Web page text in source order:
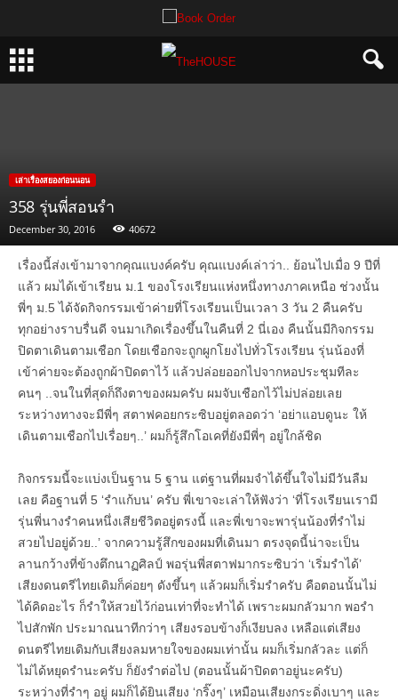
เล่าเรื่องสยองก่อนนอน
358 รุ่นพี่สอนรำ
December 30, 2016 40672
เรื่องนี้ส่งเข้ามาจากคุณแบงค์ครับ คุณแบงค์เล่าว่า.. ย้อนไปเมื่อ 9 ปีที่
แล้ว ผมได้เข้าเรียน ม.1 ของโรงเรียนแห่งหนึ่งทางภาคเหนือ ช่วงนั้น
พี่ๆ ม.5 ได้จัดกิจกรรมเข้าค่ายที่โรงเรียนเป็นเวลา 3 วัน 2 คืนครับ
ทุกอย่างราบรื่นดี จนมาเกิดเรื่องขึ้นในคืนที่ 2 นี่เอง คืนนั้นมีกิจกรรม
ปิดตาเดินตามเชือก โดยเชือกจะถูกผูกโยงไปทั่วโรงเรียน รุ่นน้องที่
เข้าค่ายจะต้องถูกผ้าปิดตาไว้ แล้วปล่อยออกไปจากหอประชุมทีละ
คนๆ ..จนในที่สุดก็ถึงตาของผมครับ ผมจับเชือกไว้ไม่ปล่อยเลย
ระหว่างทางจะมีพี่ๆ สตาฟคอยกระซิบอยู่ตลอดว่า ‘อย่าแอบดูนะ ให้
เดินตามเชือกไปเรื่อยๆ..’ ผมก็รู้สึกโอเคที่ยังมีพี่ๆ อยู่ใกล้ชิด
กิจกรรมนี้จะแบ่งเป็นฐาน 5 ฐาน แต่ฐานที่ผมจำได้ขึ้นใจไม่มีวันลืม
เลย คือฐานที่ 5 ‘รำแก้บน’ ครับ พี่เขาจะเล่าให้ฟังว่า ‘ที่โรงเรียนเรามี
รุ่นพี่นางรำคนหนึ่งเสียชีวิตอยู่ตรงนี้ และพี่เขาจะพารุ่นน้องที่รำไม่
สวยไปอยู่ด้วย..’ จากความรู้สึกของผมที่เดินมา ตรงจุดนี้น่าจะเป็น
ลานกว้างที่ข้างตึกนาฏศิลป์ พอรุ่นพี่สตาฟมากระซิบว่า ‘เริ่มรำได้’
เสียงดนตรีไทยเดิมก็ค่อยๆ ดังขึ้นๆ แล้วผมก็เริ่มรำครับ คือตอนนั้นไม่
ได้คิดอะไร ก็รำให้สวยไว้ก่อนเท่าที่จะทำได้ เพราะผมกลัวมาก พอรำ
ไปสักพัก ประมาณนาทีกว่าๆ เสียงรอบข้างก็เงียบลง เหลือแต่เสียง
ดนตรีไทยเดิมกับเสียงลมหายใจของผมเท่านั้น ผมก็เริ่มกลัวละ แต่ก็
ไม่ได้หยุดรำนะครับ ก็ยังรำต่อไป (ตอนนั้นผ้าปิดตาอยู่นะครับ)
ระหว่างที่รำๆ อยู่ ผมก็ได้ยินเสียง ‘กริ๊งๆ’ เหมือนเสียงกระดิ่งเบาๆ และ